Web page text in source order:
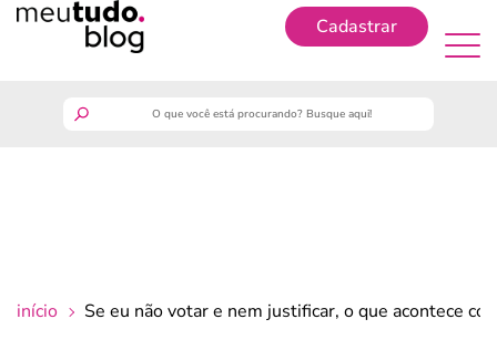
Cadastrar
início Se eu não votar e nem justificar, o que acontece